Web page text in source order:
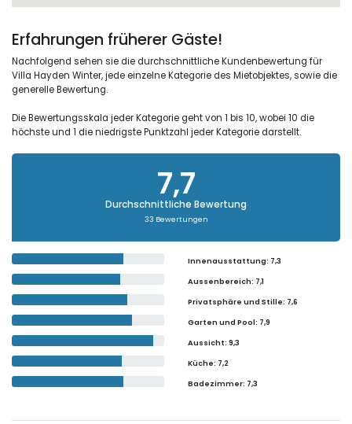
Erfahrungen früherer Gäste!
Nachfolgend sehen sie die durchschnittliche Kundenbewertung für
Villa Hayden Winter, jede einzelne Kategorie des Mietobjektes, sowie die
generelle Bewertung.
Die Bewertungsskala jeder Kategorie geht von 1 bis 10, wobei 10 die
höchste und 1 die niedrigste Punktzahl jeder Kategorie darstellt.
7,7
Durchschnittliche Bewertung
33 Bewertungen
Innenausstattung: 7,3
Aussenbereich: 7,1
Privatsphäre und Stille: 7,6
Garten und Pool: 7,9
Aussicht: 9,3
Küche: 7,2
Badezimmer: 7,3